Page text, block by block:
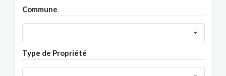
Commune
Type de Propriété